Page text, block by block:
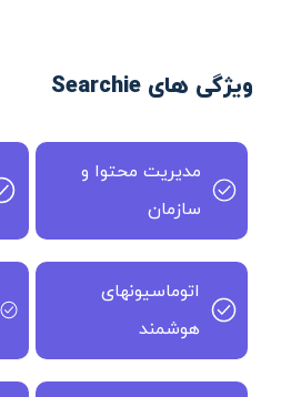
ویژگی های Searchie
مدیریت محتوا و
سازمان
اتوماسیونهای
هوشمند